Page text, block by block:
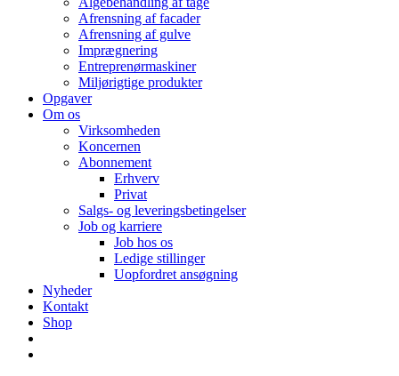
Afrensning af facader
Afrensning af gulve
Imprægnering
Entreprenørmaskiner
Miljørigtige produkter
Opgaver
Om os
Virksomheden
Koncernen
Abonnement
Erhverv
Privat
Salgs- og leveringsbetingelser
Job og karriere
Job hos os
Ledige stillinger
Uopfordret ansøgning
Nyheder
Kontakt
Shop